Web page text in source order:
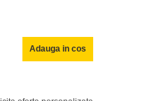
Adauga in cos